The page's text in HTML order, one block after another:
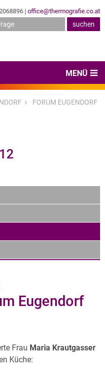
| office@thermografie.co.at
MENÜ
FORUM EUGENDORF
Eugendorf
Frau Maria Krautgasser
Küche: